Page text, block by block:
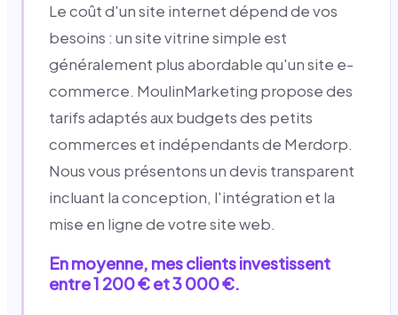
Le coût d'un site internet dépend de vos
besoins : un site vitrine simple est
généralement plus abordable qu'un site e-
commerce. MoulinMarketing propose des
tarifs adaptés aux budgets des petits
commerces et indépendants de Merdorp.
Nous vous présentons un devis transparent
incluant la conception, l'intégration et la
mise en ligne de votre site web.
En moyenne, mes clients investissent
entre 1 200 € et 3 000 €.